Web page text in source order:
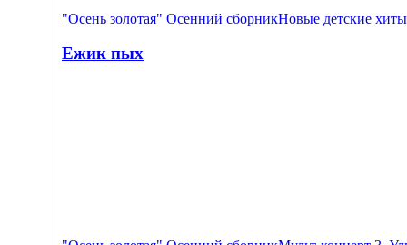
"Осень золотая" Осенний сборникНовые детские
Ежик пых